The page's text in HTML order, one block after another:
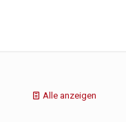
Alle anzeigen